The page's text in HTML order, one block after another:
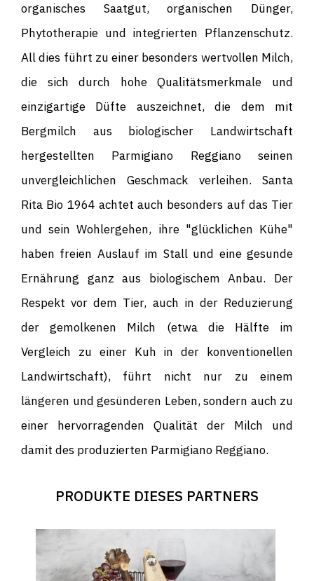
organisches Saatgut, organischen Dünger,
Phytotherapie und integrierten Pflanzenschutz.
All dies führt zu einer besonders wertvollen Milch,
die sich durch hohe Qualitätsmerkmale und
einzigartige Düfte auszeichnet, die dem mit
Bergmilch aus biologischer Landwirtschaft
hergestellten Parmigiano Reggiano seinen
unvergleichlichen Geschmack verleihen. Santa
Rita Bio 1964 achtet auch besonders auf das Tier
und sein Wohlergehen, ihre "glücklichen Kühe"
haben freien Auslauf im Stall und eine gesunde
Ernährung ganz aus biologischem Anbau. Der
Respekt vor dem Tier, auch in der Reduzierung
der gemolkenen Milch (etwa die Hälfte im
Vergleich zu einer Kuh in der konventionellen
Landwirtschaft), führt nicht nur zu einem
längeren und gesünderen Leben, sondern auch zu
einer hervorragenden Qualität der Milch und
damit des produzierten Parmigiano Reggiano.
PRODUKTE DIESES PARTNERS